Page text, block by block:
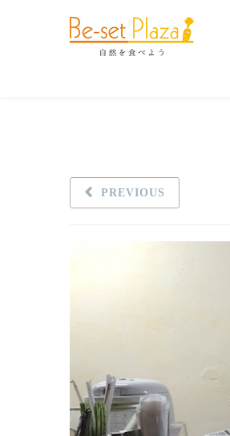
PREVIOUS